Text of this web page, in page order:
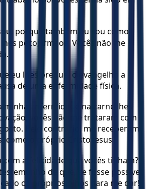
porque também eu sou como
peço, irmãos. Vocês não me
eu lhes preguei o evangelho a
de uma enfermidade física.
minha enfermidade na carne lhes
vocês não me trataram com
Pelo contrário, me receberam
como o próprio Cristo Jesus.
com a felicidade que vocês tinham?
de que, se fosse possível,
os próprios olhos para me dar!